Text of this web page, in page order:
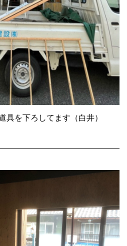
具を下ろしてます（白井）